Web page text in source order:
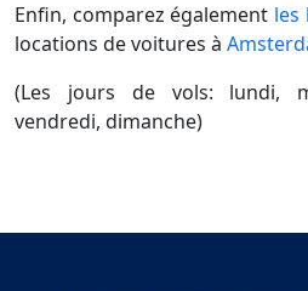
Enfin, comparez également les
locations de voitures à
(Les jours de vols: lundi,
vendredi, dimanche)